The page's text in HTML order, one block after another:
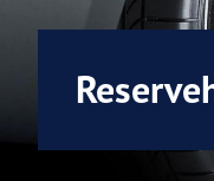
Ordliste for dæk
Goodyear RACING